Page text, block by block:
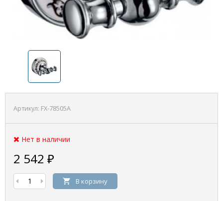
Артикул: FX-78505A
Нет в наличии
2 542 ₽
В корзину